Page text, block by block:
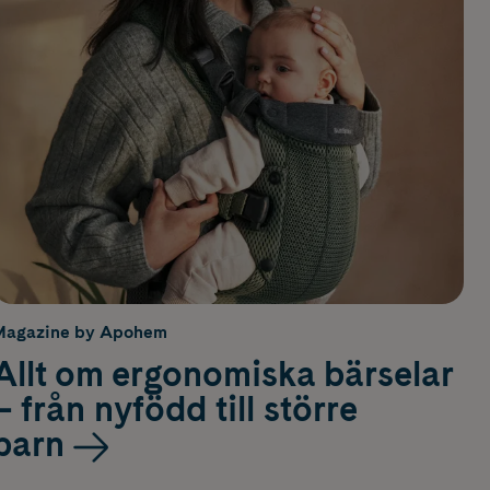
by Apohem
om ergonomiska bärselar
från nyfödd till större